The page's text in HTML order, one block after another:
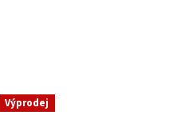
Výprodej